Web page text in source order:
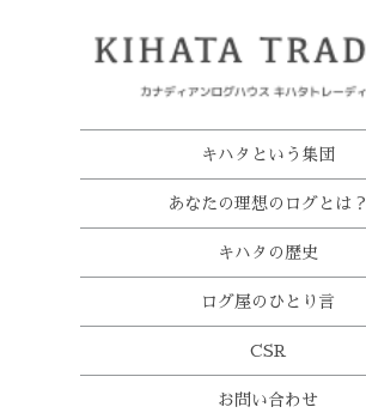
キハタという集団
あなたの理想のログとは？
キハタの歴史
ログ屋のひとり言
CSR
お問い合わせ